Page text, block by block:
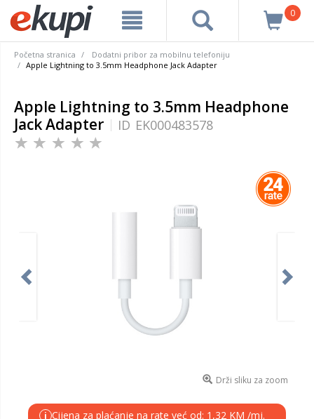
0
Početna stranica
Dodatni pribor za mobilnu telefoniju
Apple Lightning to 3.5mm Headphone Jack Adapter
Apple Lightning to 3.5mm Headphone
Jack Adapter
ID EK000483578
Drži sliku za zoom
i Cijena za plaćanje na rate već od: 1,32 KM /mj.